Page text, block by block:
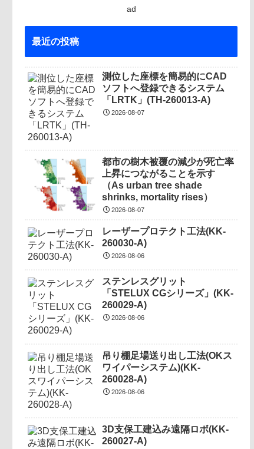
ad
最近の投稿
測位した座標を簡易的にCAD
ソフトへ登録できるシステム
「LRTK」(TH-260013-A)
2026-08-07
都市の樹木被覆の減少が死亡率
上昇につながることを示す
（As urban tree shade
shrinks, mortality rises）
2026-08-07
レーザープロテクト⼯法(KK-
260030-A)
2026-08-06
ステンレスグリット
「STELUX CGシリーズ」(KK-
260029-A)
2026-08-06
吊り棚足場送り出し工法(OKス
ワイパーシステム)(KK-
260028-A)
2026-08-06
3D支保工建込み遠隔ロボ(KK-
260027-A)